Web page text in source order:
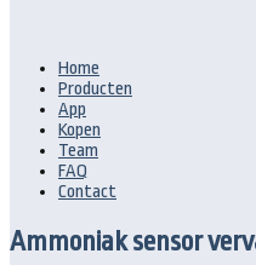
Home
Producten
App
Kopen
Team
FAQ
Contact
Ammoniak sensor